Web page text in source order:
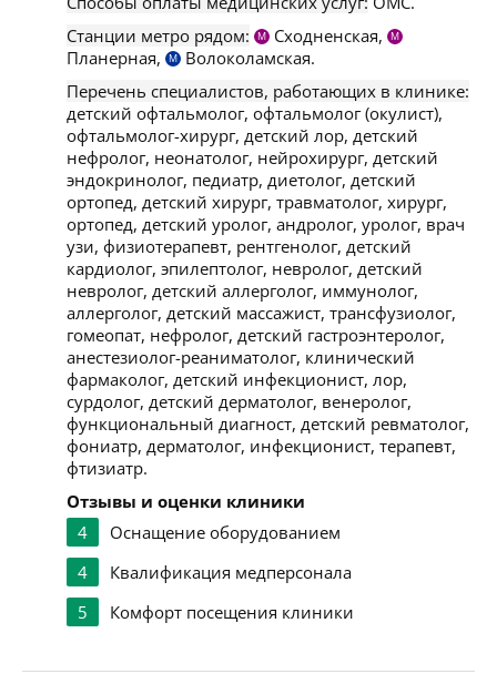
Станции метро рядом:
М Сходненская, М
Планерная, М
Волоколамская.
Перечень специалистов, работающих в клинике:
детский офтальмолог, офтальмолог (окулист),
офтальмолог-хирург, детский лор, детский
нефролог, неонатолог, нейрохирург, детский
эндокринолог, педиатр, диетолог, детский
ортопед, детский хирург, травматолог, хирург,
ортопед, детский уролог, андролог, уролог, врач
узи, физиотерапевт, рентгенолог, детский
кардиолог, эпилептолог, невролог, детский
невролог, детский аллерголог, иммунолог,
аллерголог, детский массажист, трансфузиолог,
гомеопат, нефролог, детский гастроэнтеролог,
анестезиолог-реаниматолог, клинический
фармаколог, детский инфекционист, лор,
сурдолог, детский дерматолог, венеролог,
функциональный диагност, детский ревматолог,
фониатр, дерматолог, инфекционист, терапевт,
фтизиатр.
Отзывы и оценки клиники
4
Оснащение оборудованием
4
Квалификация медперсонала
5
Комфорт посещения клиники